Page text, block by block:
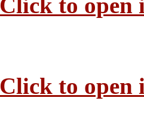
Click to open